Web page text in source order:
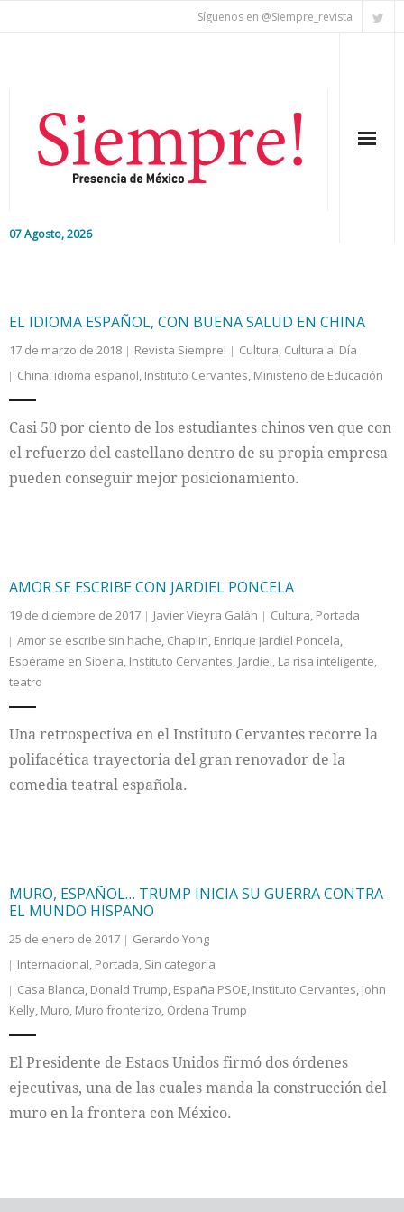
Síguenos en @Siempre_revista
07 Agosto, 2026
Nacional
Internacional
Cultura
EL IDIOMA ESPAÑOL, CON BUENA SALUD EN CHINA
17 de marzo de 2018 Revista Siempre! Cultura, Cultura al Día
China, idioma español, Instituto Cervantes, Ministerio de Educación
Casi 50 por ciento de los estudiantes chinos ven que con
el refuerzo del castellano dentro de su propia empresa
pueden conseguir mejor posicionamiento.
AMOR SE ESCRIBE CON JARDIEL PONCELA
19 de diciembre de 2017 Javier Vieyra Galán Cultura, Portada
Amor se escribe sin hache, Chaplin, Enrique Jardiel Poncela,
Espérame en Siberia, Instituto Cervantes, Jardiel, La risa inteligente,
teatro
Una retrospectiva en el Instituto Cervantes recorre la
polifacética trayectoria del gran renovador de la
comedia teatral española.
MURO, ESPAÑOL… TRUMP INICIA SU GUERRA CONTRA
EL MUNDO HISPANO
25 de enero de 2017
Gerardo Yong
Internacional, Portada, Sin categoría
Casa Blanca, Donald Trump, España PSOE, Instituto Cervantes, John
Kelly, Muro, Muro fronterizo, Ordena Trump
El Presidente de Estaos Unidos firmó dos órdenes
ejecutivas, una de las cuales manda la construcción del
muro en la frontera con México.